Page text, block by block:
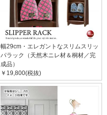
幅29cm・エレガントなスリムスリッ
パラック（天然木ニレ材＆桐材／完
成品）
￥19,800(税抜)